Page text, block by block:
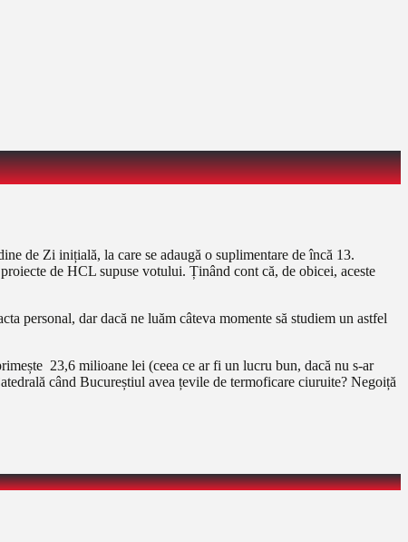
de Zi inițială, la care se adaugă o suplimentare de încă 13.
de HCL supuse votului. Ținând cont că, de obicei, aceste
personal, dar dacă ne luăm câteva momente să studiem un astfel
23,6 milioane lei (ceea ce ar fi un lucru bun, dacă nu s-ar
când Bucureștiul avea țevile de termoficare ciuruite? Negoiță